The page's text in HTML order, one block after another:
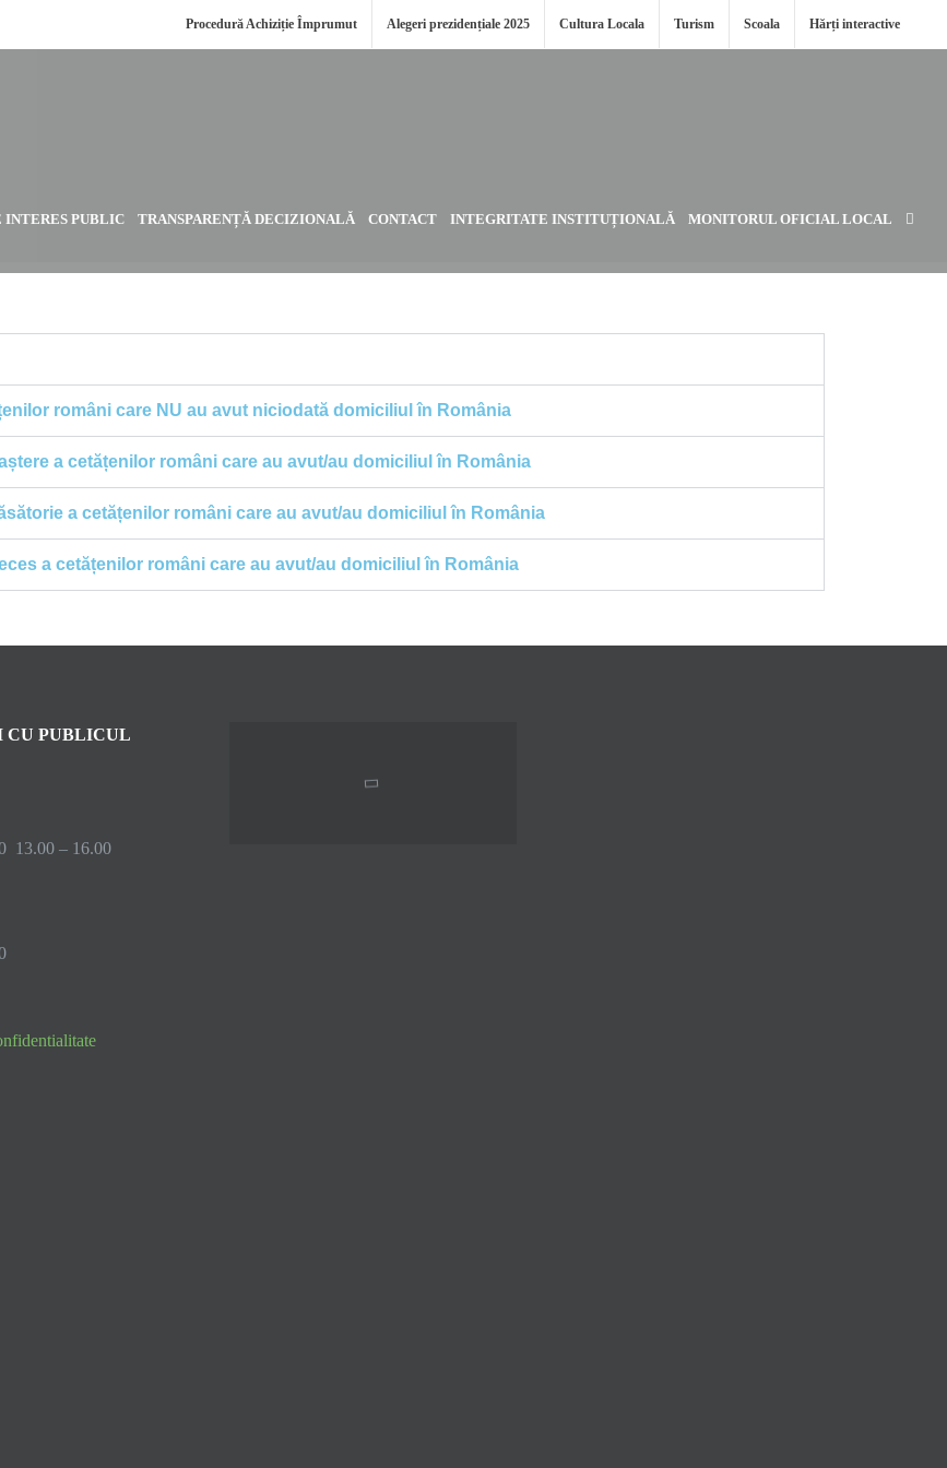
Procedură Achiziție Împrumut Alegeri prezidențiale 2025 Cultura Locala Turism Scoala Hărți interactive
PUBLIC TRANSPARENȚĂ DECIZIONALĂ CONTACT INTEGRITATE INSTITUȚIONALĂ MONITORUL OFICIAL LOCAL
români care NU au avut niciodată domiciliul în România
a cetățenilor români care au avut/au domiciliul în România
a cetățenilor români care au avut/au domiciliul în România
a cetățenilor români care au avut/au domiciliul în România
CU PUBLICUL
13.00 – 16.00